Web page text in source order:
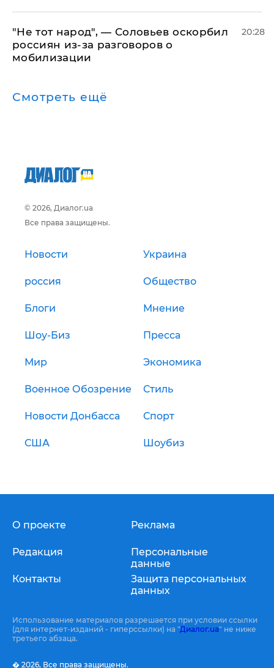
​"Не тот народ", — Соловьев оскорбил
россиян из-за разговоров о
мобилизации
20:28
Смотреть ещё
© 2026, Диалог.ua
Все права защищены.
Новости Украина
россия Общество
Блоги Мнение
Шоу-Биз Пресса
Мир Экономика
Военное Обозрение Стиль
Новости Донбасса Спорт
США Шоубиз
О проекте
Редакция
Контакты
Реклама
Персональные
данные
Защита персональных
данных
Использование материалов разрешается при условии ссылки
(для интернет-изданий - гиперссылки) на "Диалог.ua" не ниже
третьего абзаца.
� 2026, Все права защищены.